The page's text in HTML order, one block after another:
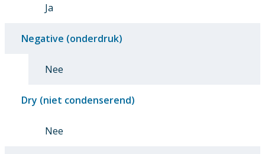
Ja
Negative (onderdruk)
Nee
Dry (niet condenserend)
Nee